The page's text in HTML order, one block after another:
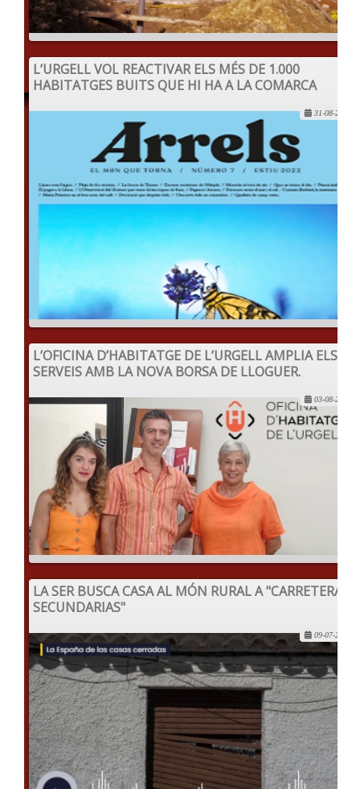
L’URGELL VOL REACTIVAR ELS MÉS DE 1.000
HABITATGES BUITS QUE HI HA A LA COMARCA
31-08-2022
L’OFICINA D’HABITATGE DE L’URGELL AMPLIA ELS
SERVEIS AMB LA NOVA BORSA DE LLOGUER.
03-08-2022
LA SER BUSCA CASA AL MÓN RURAL A "CARRETERAS
SECUNDARIAS"
09-07-2022